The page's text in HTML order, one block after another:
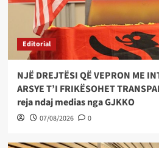
Editorial
NJË DREJTËSI QË VEPRON ME
ARSYE T’I FRIKËSOHET
reja ndaj medias nga GJKKO
07/08/2026 0